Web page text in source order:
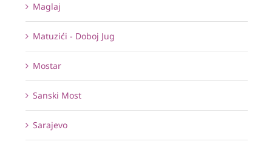
Maglaj
Matuzići - Doboj Jug
Mostar
Sanski Most
Sarajevo